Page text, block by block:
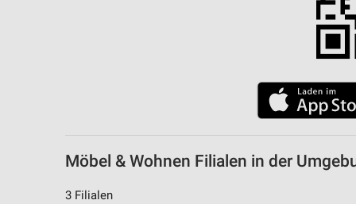
Möbel & Wohnen Filialen in der
3 Filialen